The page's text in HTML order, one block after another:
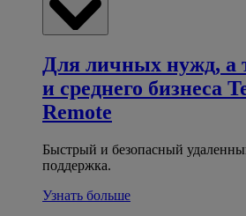
Для личных нужд, а
и среднего бизнеса
Remote
Быстрый и безопасный
поддержка.
Узнать больше